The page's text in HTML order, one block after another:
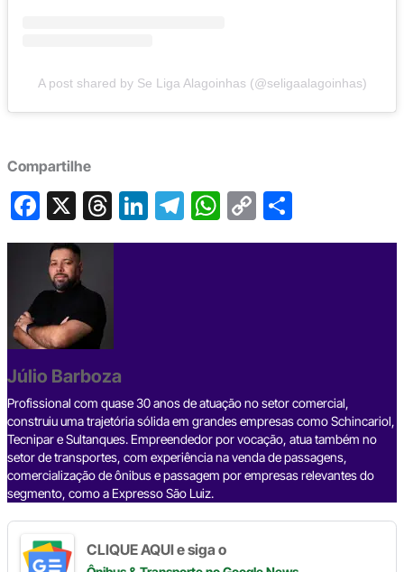
A post shared by Se Liga Alagoinhas (@seligaalagoinhas)
Compartilhe
F
a
c
e
b
o
o
k
X T
hr
s
Li
n
T
el
W
h
C
o
S
h
Júlio Barboza
Profissional com quase 30 anos de atuação no setor comercial,
construiu uma trajetória sólida em grandes empresas como Schincariol,
Tecnipar e Sultanques. Empreendedor por vocação, atua também no
setor de transportes, com experiência na venda de passagens,
comercialização de ônibus e passagem por empresas relevantes do
segmento, como a Expresso São Luiz.
CLIQUE AQUI e siga o